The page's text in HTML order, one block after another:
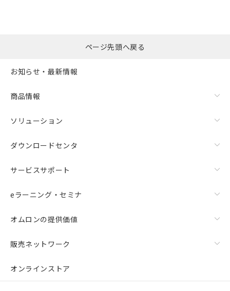
括ダウンロード
ページ先頭へ戻る
お知らせ・最新情報
商品情報
ソリューション
ダウンロードセンタ
サービスサポート
eラーニング・セミナ
オムロンの提供価値
販売ネットワーク
オンラインストア